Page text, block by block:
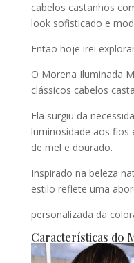
cabelos castanhos
look sofisticado e
Então hoje irei
O Morena Iluminada
clássicos cabelos
Ela surgiu da
luminosidade aos fios
de mel e dourado.
Inspirado na beleza
estilo reflete uma
personalizada da
Características do